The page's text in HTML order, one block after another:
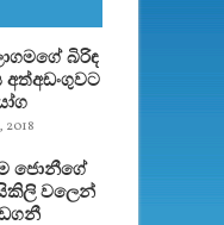
බිරිඳ
2018
ජොනීගේ
වලෙන්